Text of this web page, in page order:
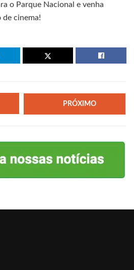
o Parque Nacional e venha
de cinema!
PRÓXIMO